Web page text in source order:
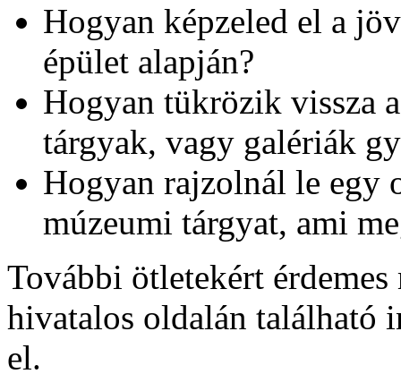
Hogyan képzeled el a
épület alapján?
Hogyan tükrözik vissza
tárgyak, vagy galériák
Hogyan rajzolnál le egy
múzeumi tárgyat, ami
További ötletekért
hivatalos oldalán található
el.